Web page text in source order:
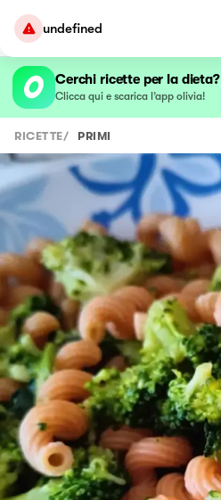
undefined
Cerchi ricette per la dieta?
Clicca qui e scarica l’app olivia!
RICETTE/ PRIMI